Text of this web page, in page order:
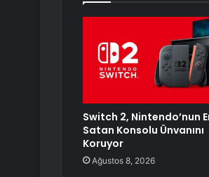
Switch 2, Nintendo’nun
Satan Konsolu Ünvanını
Koruyor
Ağustos 8, 2026